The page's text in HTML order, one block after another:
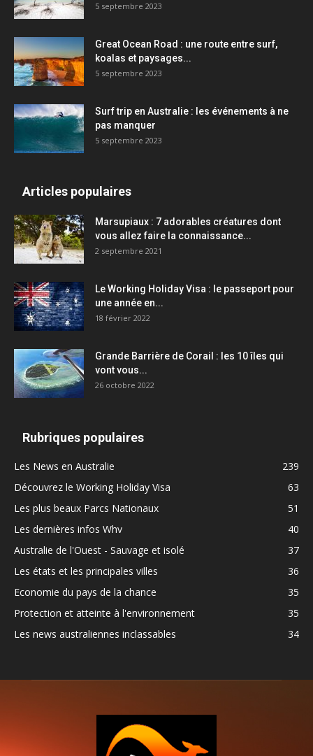
5 septembre 2023
Great Ocean Road : une route entre surf,
koalas et paysages...
5 septembre 2023
Surf trip en Australie : les événements à ne
pas manquer
5 septembre 2023
Articles populaires
Marsupiaux : 7 adorables créatures dont
vous allez faire la connaissance...
2 septembre 2021
Le Working Holiday Visa : le passeport pour
une année en...
18 février 2022
Grande Barrière de Corail : les 10 îles qui
vont vous...
26 octobre 2022
Rubriques populaires
Les News en Australie
239
Découvrez le Working Holiday Visa
63
Les plus beaux Parcs Nationaux
51
Les dernières infos Whv
40
Australie de l'Ouest - Sauvage et isolé
37
Les états et les principales villes
36
Economie du pays de la chance
35
Protection et atteinte à l'environnement
35
Les news australiennes inclassables
34